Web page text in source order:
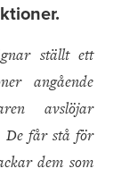
ställt ett
angående
avslöjar
De får stå för
dem som